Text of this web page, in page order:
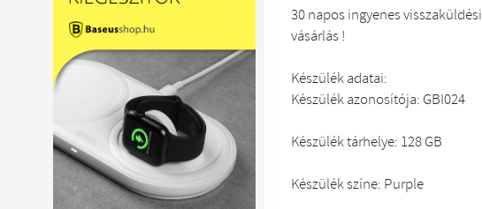
30 napos ingyenes
vásárlás !
Készülék adatai:
Készülék azonosítója: GBI024
Készülék tárhelye: 128 GB
Készülék színe: Purple